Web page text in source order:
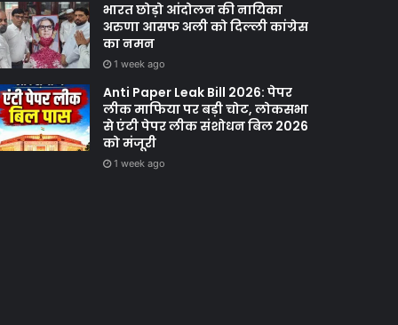
भारत छोड़ो आंदोलन की नायिका
अरुणा आसफ अली को दिल्ली कांग्रेस
का नमन
1 week ago
Anti Paper Leak Bill 2026: पेपर
लीक माफिया पर बड़ी चोट, लोकसभा
से एंटी पेपर लीक संशोधन बिल 2026
को मंजूरी
1 week ago